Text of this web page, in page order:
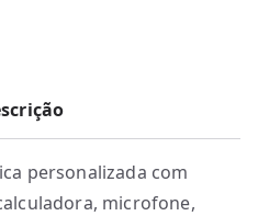
personalizada com
microfone,